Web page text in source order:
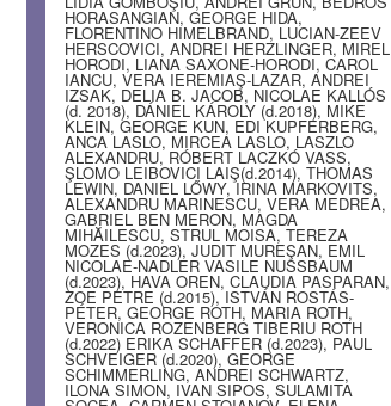
HORASANGIAN, GEORGE HIDA,
FLORENTINO HIMELBRAND, LUCIAN-ZEEV
HERSCOVICI, ANDREI HERZLINGER, MIREL
HORODI, LIANA SAXONE-HORODI, CAROL
IANCU, VERA IEREMIAŞ-LAZAR, ANDREI
IZSAK, DELIA B. JACOB, NICOLAE KALLÓS
(d. 2018), DÁNIEL KÁROLY (d.2018), MIKE
KLEIN, GEORGE KUN, EDI KUPFERBERG,
ANCA LASLO, MIRCEA LASLO, LASZLO
ALEXANDRU, RÓBERT LACZKÓ VASS,
ŞLOMO LEIBOVICI LAIŞ(d.2014), THOMAS
LEWIN, DANIEL LŐWY, IRINA MARKOVITS,
ALEXANDRU MARINESCU, VERA MEDREA,
GABRIEL BEN MERON, MAGDA
MIHĂILESCU, STRUL MOISA, TEREZA
MOZES (d.2023), JUDIT MUREŞAN, EMIL
NICOLAE-NADLER VASILE NUSSBAUM
(d.2023), HAVA OREN, CLAUDIA PASPARAN,
ZOE PETRE (d.2015), ISTVÁN ROSTÁS-
PÉTER, GEORGE ROTH, MARIA ROTH,
VERONICA ROZENBERG TIBERIU ROTH
(d.2022) ERIKA SCHAFFER (d.2023), PAUL
SCHVEIGER (d.2020), GEORGE
SCHIMMERLING, ANDREI SCHWARTZ,
ILONA SIMON, IVAN SIPOS, SULAMITA